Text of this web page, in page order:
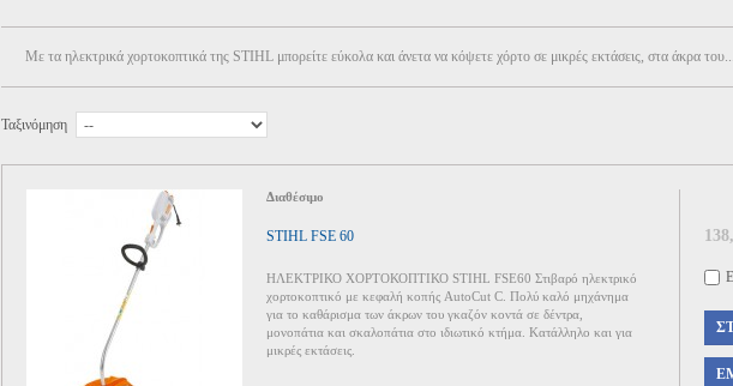
Με τα ηλεκτρικά χορτοκοπτικά της STIHL μπορείτε εύκολα και άνετα να κόψετε χόρτο σε μικρές εκτάσεις, στα άκρα του...
Ταξινόμηση
Διαθέσιμο
STIHL FSE 60
ΗΛΕΚΤΡΙΚΟ ΧΟΡΤΟΚΟΠΤΙΚΟ STIHL FSE60 Στιβαρό ηλεκτρικό
χορτοκοπτικό με κεφαλή κοπής AutoCut C. Πολύ καλό μηχάνημα
για το καθάρισμα των άκρων του γκαζόν κοντά σε δέντρα,
μονοπάτια και σκαλοπάτια στο ιδιωτικό κτήμα. Κατάλληλο και για
μικρές εκτάσεις.